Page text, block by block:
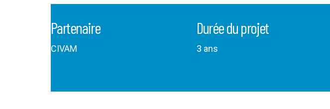
Partenaire
CIVAM
Durée du projet
3 ans